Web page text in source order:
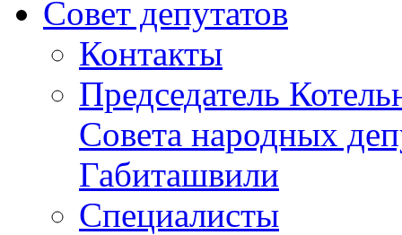
Совет депутатов
Контакты
Председатель
Совета народных
Габиташвили
Специалисты